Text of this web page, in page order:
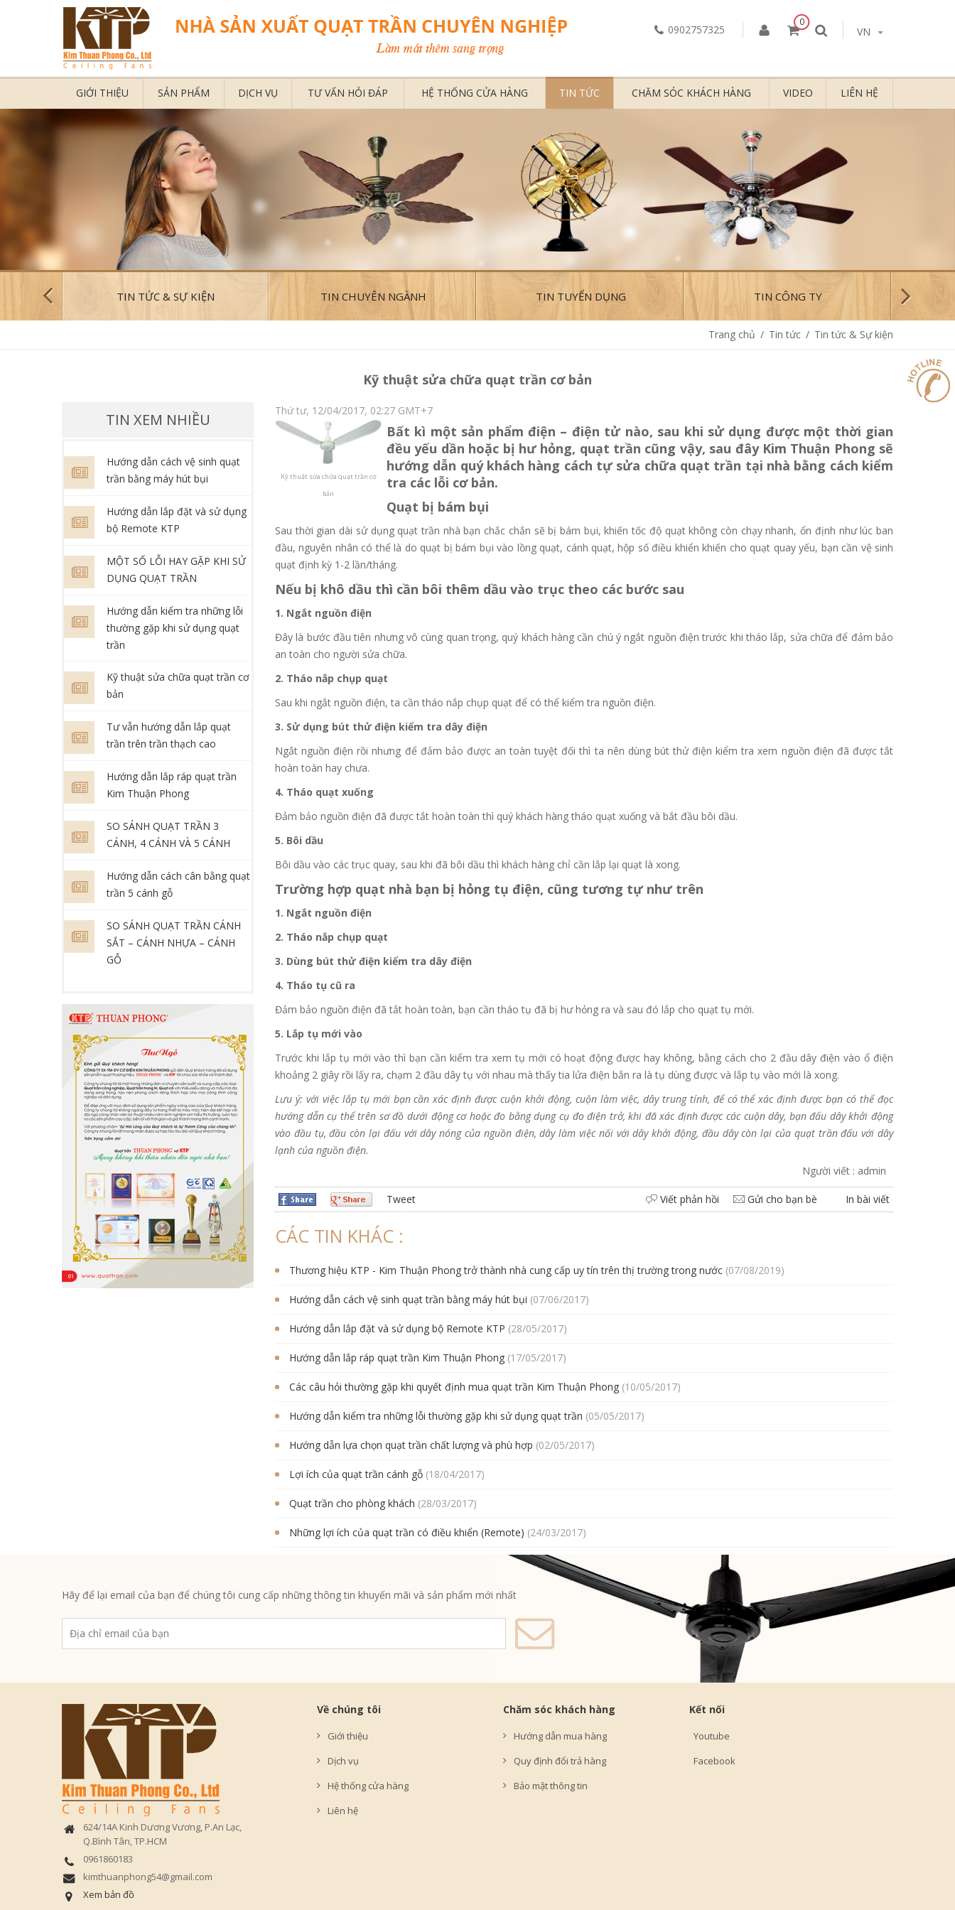
0902757325
0
VN
GIỚI THIỆU SẢN PHẨM DỊCH VỤ TƯ VẤN HỎI ĐÁP HỆ THỐNG CỬA HÀNG TIN TỨC CHĂM SÓC KHÁCH HÀNG VIDEO LIÊN HỆ
TIN TỨC & SỰ KIỆN TIN CHUYÊN NGÀNH TIN TUYỂN DỤNG TIN CÔNG TY
Trang chủ / Tin tức / Tin tức & Sự kiện
Kỹ thuật sửa chữa quạt trần cơ bản
TIN XEM NHIỀU
Hướng dẫn cách vệ sinh quạt
trần bằng máy hút bụi
Hướng dẫn lắp đặt và sử dụng
bộ Remote KTP
MỘT SỐ LỖI HAY GẶP KHI SỬ
DỤNG QUẠT TRẦN
Hướng dẫn kiểm tra những lỗi
thường gặp khi sử dụng quạt
trần
Kỹ thuật sửa chữa quạt trần cơ
bản
Tư vẫn hướng dẫn lắp quạt
trần trên trần thạch cao
Hướng dẫn lắp ráp quạt trần
Kim Thuận Phong
SO SÁNH QUẠT TRẦN 3
CÁNH, 4 CÁNH VÀ 5 CÁNH
Hướng dẫn cách cân bằng quạt
trần 5 cánh gỗ
SO SÁNH QUẠT TRẦN CÁNH
SẮT – CÁNH NHỰA – CÁNH
GỖ
Thứ tư, 12/04/2017, 02:27 GMT+7
Kỹ thuật sửa chữa quạt trần cơ
bản
Bất kì một sản phẩm điện – điện tử nào, sau khi sử dụng được một thời gian
đều yếu dần hoặc bị hư hỏng, quạt trần cũng vậy, sau đây Kim Thuận Phong sẽ
hướng dẫn quý khách hàng cách tự sửa chữa quạt trần tại nhà bằng cách kiểm
tra các lỗi cơ bản.
Quạt bị bám bụi
Sau thời gian dài sử dụng quạt trần nhà bạn chắc chắn sẽ bị bám bụi, khiến tốc độ quạt không còn chạy nhanh, ổn định như lúc ban
đầu, nguyên nhân có thể là do quạt bị bám bụi vào lồng quạt, cánh quạt, hộp số điều khiển khiến cho quạt quay yếu, bạn cần vệ sinh
quạt định kỳ 1-2 lần/tháng.
Nếu bị khô dầu thì cần bôi thêm dầu vào trục theo các bước sau
1. Ngắt nguồn điện
Đây là bước đầu tiên nhưng vô cùng quan trọng, quý khách hàng cần chú ý ngắt nguồn điện trước khi tháo lắp, sửa chữa để đảm bảo
an toàn cho người sửa chữa.
2. Tháo nắp chụp quạt
Sau khi ngắt nguồn điện, ta cần tháo nắp chụp quạt để có thể kiểm tra nguồn điện.
3. Sử dụng bút thử điện kiểm tra dây điện
Ngắt nguồn điện rồi nhưng để đảm bảo được an toàn tuyệt đối thì ta nên dùng bút thử điện kiểm tra xem nguồn điện đã được tắt
hoàn toàn hay chưa.
4. Tháo quạt xuống
Đảm bảo nguồn điện đã được tắt hoàn toàn thì quý khách hàng tháo quạt xuống và bắt đầu bôi dầu.
5. Bôi dầu
Bôi dầu vào các trục quay, sau khi đã bôi dầu thì khách hàng chỉ cần lắp lại quạt là xong.
Trường hợp quạt nhà bạn bị hỏng tụ điện, cũng tương tự như trên
1. Ngắt nguồn điện
2. Tháo nắp chụp quạt
3. Dùng bút thử điện kiểm tra dây điện
4. Tháo tụ cũ ra
Đảm bảo nguồn điện đã tắt hoàn toàn, bạn cần tháo tụ đã bị hư hỏng ra và sau đó lắp cho quạt tụ mới.
5. Lắp tụ mới vào
Trước khi lắp tụ mới vào thì bạn cần kiểm tra xem tụ mới có hoạt động được hay không, bằng cách cho 2 đầu dây điện vào ổ điện
khoảng 2 giây rồi lấy ra, chạm 2 đầu dây tụ với nhau mà thấy tia lửa điện bắn ra là tụ dùng được và lắp tụ vào mới là xong.
Lưu ý: với việc lắp tụ mới bạn cần xác định được cuộn khởi động, cuộn làm việc, dây trung tính, để có thể xác định được bạn có thể đọc
hướng dẫn cụ thể trên sơ đồ dưới động cơ hoặc đo bằng dụng cụ đo điện trở, khi đã xác định được các cuộn dây, bạn đấu dây khởi động
vào đầu tụ, đầu còn lại đấu với dây nóng của nguồn điện, dây làm việc nối với dây khởi động, đầu dây còn lại của quạt trần đấu với dây
lạnh của nguồn điện.
Người viết : admin
Tweet Viết phản hồi Gửi cho bạn bè In bài viết
CÁC TIN KHÁC :
Thương hiệu KTP - Kim Thuận Phong trở thành nhà cung cấp uy tín trên thị trường trong nước (07/08/2019)
Hướng dẫn cách vệ sinh quạt trần bằng máy hút bụi (07/06/2017)
Hướng dẫn lắp đặt và sử dụng bộ Remote KTP (28/05/2017)
Hướng dẫn lắp ráp quạt trần Kim Thuận Phong (17/05/2017)
Các câu hỏi thường gặp khi quyết định mua quạt trần Kim Thuận Phong (10/05/2017)
Hướng dẫn kiểm tra những lỗi thường gặp khi sử dụng quạt trần (05/05/2017)
Hướng dẫn lựa chọn quạt trần chất lượng và phù hợp (02/05/2017)
Lợi ích của quạt trần cánh gỗ (18/04/2017)
Quạt trần cho phòng khách (28/03/2017)
Những lợi ích của quạt trần có điều khiển (Remote) (24/03/2017)
Hãy để lại email của bạn để chúng tôi cung cấp những thông tin khuyến mãi và sản phẩm mới nhất
624/14A Kinh Dương Vương, P.An Lạc,
Q.Bình Tân, TP.HCM
0961860183
kimthuanphong54@gmail.com​
Xem bản đồ
Về chúng tôi
Giới thiệu
Dịch vụ
Hệ thống cửa hàng
Liên hệ
Chăm sóc khách hàng
Hướng dẫn mua hàng
Quy định đổi trả hàng
Bảo mật thông tin
Kết nối
Youtube
Facebook